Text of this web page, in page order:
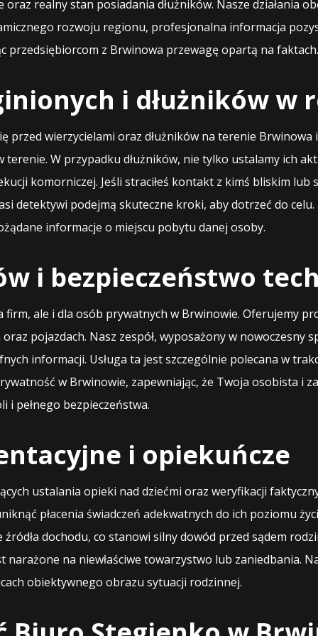
realny stan posiadania dłużników. Nasze działania
rozwoju regionu, profesjonalna informacja
przedsiębiorcom z Brwinowa przewagę opartą na faktach.
i dłużników w
wierzycielami oraz dłużników na terenie Brwinowa
terenie. W przypadku dłużników, nie tylko ustalamy ich
komorniczej. Jeśli straciłeś kontakt z kimś bliskim
detektywi podejmą skuteczne kroki, aby dotrzeć do
informacje o miejscu pobytu danej osoby.
i bezpieczeństwo
ale i dla osób prywatnych w Brwinowie. Oferujemy
pojazdach. Nasz zespół, wyposażony w nowoczesny
informacji. Usługa ta jest szczególnie polecana w
w Brwinowie, zapewniając, że Twoja osobista i
i pełnego bezpieczeństwa.
i opiekuńcze
ustalania opieki nad dziećmi oraz weryfikacji
płacenia świadczeń adekwatnych do ich poziomu
dochodu, co stanowi silny dowód przed sądem
narażone na niewłaściwe towarzystwo lub zaniedbania.
obiektywnego obrazu sytuacji rodzinnej.